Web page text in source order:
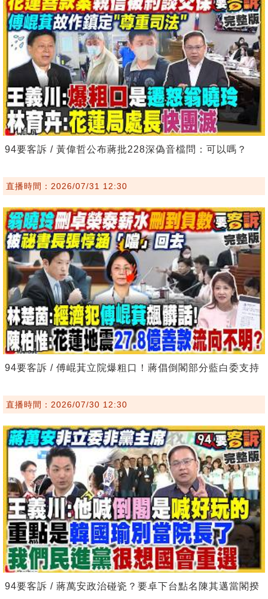
94要客訴 / 黃偉哲公布蔣批228深偽音檔問：可以嗎？
直播時間：2026/07/31 12:30
94要客訴 / 傅崐萁立院爆粗口！蔣倡倒閣部分藍白委支持
直播時間：2026/07/30 12:30
94要客訴 / 蔣萬安政治碰瓷？要卓下台點名陳其邁當閣揆